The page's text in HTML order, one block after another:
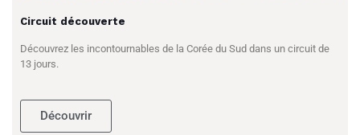
Circuit découverte
Découvrez les incontournables de la Corée du Sud dans un circuit de
13 jours.
Découvrir